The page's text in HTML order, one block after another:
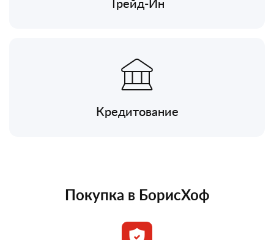
Кредитование
Покупка в БорисХоф